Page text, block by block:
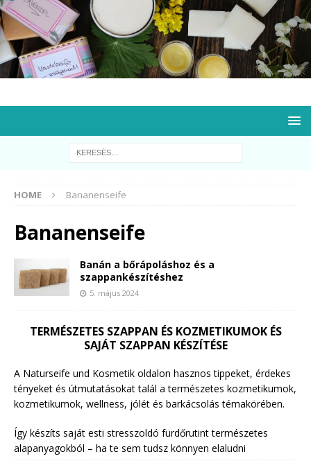
HOME Bananenseife
Bananenseife
Banán a bőrápoláshoz és a
szappankészítéshez
5. május 2024
TERMÉSZETES SZAPPAN ÉS KOZMETIKUMOK ÉS
SAJÁT SZAPPAN KÉSZÍTÉSE
A Naturseife und Kosmetik oldalon hasznos tippeket, érdekes
tényeket és útmutatásokat talál a természetes kozmetikumok,
kozmetikumok, wellness, jólét és barkácsolás témakörében.
Így készíts saját esti stresszoldó fürdőrutint természetes
alapanyagokból – ha te sem tudsz könnyen elaludni